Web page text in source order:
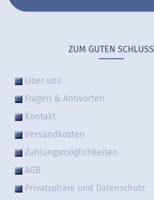
ZUM GUTEN SCHLUSS
Über uns
Fragen & Antworten
Kontakt
Versandkosten
Zahlungsmöglichkeiten
AGB
Privatsphäre und Datenschutz